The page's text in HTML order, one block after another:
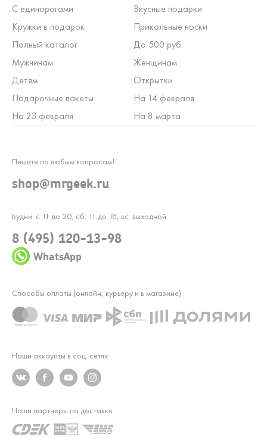
С единорогами
Вкусные подарки
Кружки в подарок
Прикольные носки
Полный каталог
До 500 руб.
Мужчинам
Женщинам
Детям
Открытки
Подарочные пакеты
На 14 февраля
На 23 февраля
На 8 марта
Будни: с 11 до 20, сб: 11 до 18, вс: выходной
8 (495) 120-13-98
WhatsApp
Пишите по любым вопросам!
shop@mrgeek.ru
Наши аккаунты в соц. сетях
Способы оплаты (онлайн, курьеру и в магазине)
Наши партнеры по доставке